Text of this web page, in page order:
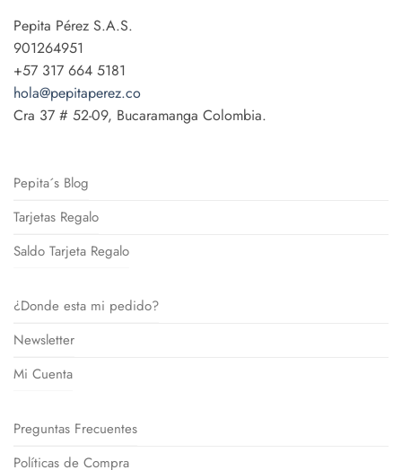
Pepita Pérez S.A.S.
901264951
+57 317 664 5181
hola@pepitaperez.co
Cra 37 # 52-09, Bucaramanga Colombia.
Pepita´s Blog
Tarjetas Regalo
Saldo Tarjeta Regalo
¿Donde esta mi pedido?
Newsletter
Mi Cuenta
Preguntas Frecuentes
Políticas de Compra